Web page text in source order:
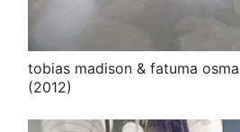
tobias madison & fatuma
(2012)